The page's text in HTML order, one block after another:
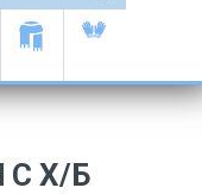
С Х/Б